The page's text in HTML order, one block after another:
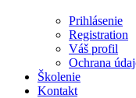
Prihlásenie
Registration
Váš profil
Ochrana
Školenie
Kontakt